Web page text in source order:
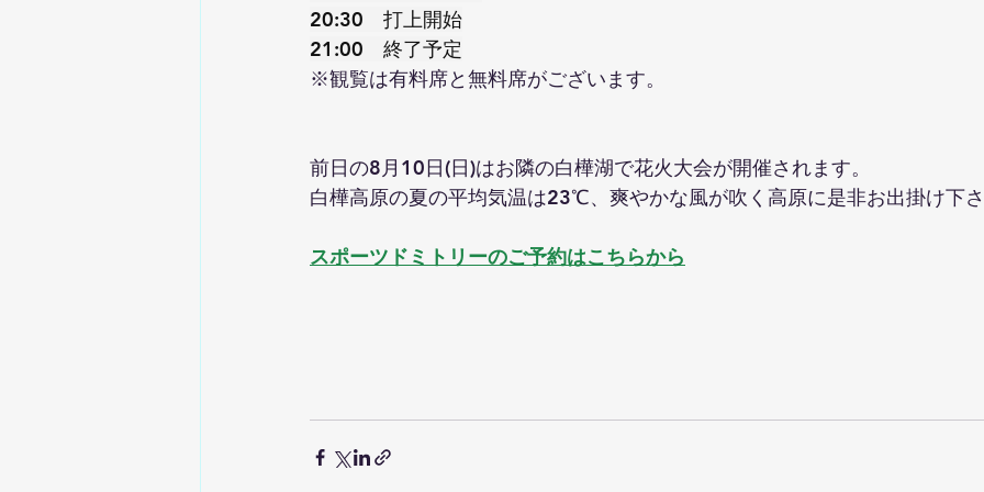
20:30　打上開始
21:00　終了予定
※観覧は有料席と無料席がございます。
前日の8月10日(日)はお隣の白樺湖で花火大会が開催されます。
白樺高原の夏の平均気温は23℃、爽やかな風が吹く高原に是非お出掛け下
スポーツドミトリーのご予約はこちらから